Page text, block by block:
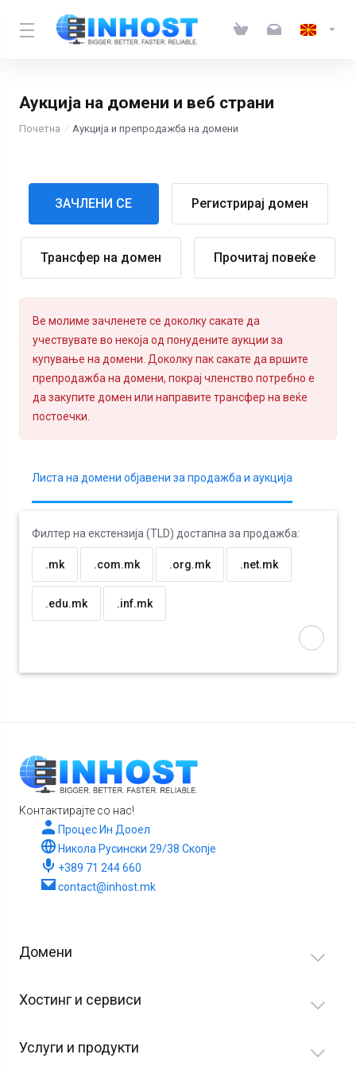
Аукција на домени и веб страни
Почетна Аукција и препродажба на домени
ЗАЧЛЕНИ СЕ Регистрирај домен
Трансфер на домен Прочитај повеќе
Ве молиме зачленете се доколку сакате да
учествувате во некоја од понудените аукции за
купување на домени. Доколку пак сакате да вршите
препродажба на домени, покрај членство потребно е
да закупите домен или направите трансфер на веќе
постоечки.
Листа на домени објавени за продажба и аукција
Филтер на екстензија (TLD) достапна за продажба:
.mk .com.mk .org.mk .net.mk
.edu.mk .inf.mk
Контактирајте со нас!
Процес Ин Дооел
Никола Русински 29/38 Скопје
+389 71 244 660
contact@inhost.mk
Домени
Хостинг и сервиси
Услуги и продукти